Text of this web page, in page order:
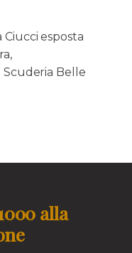
esposta
Scuderia Belle
alla